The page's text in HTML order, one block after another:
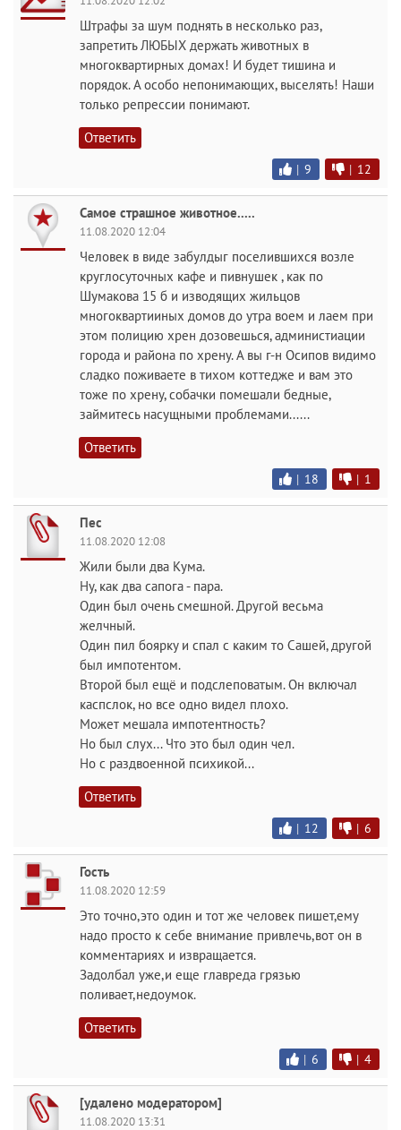
Штрафы за шум поднять в несколько раз,
запретить ЛЮБЫХ держать животных в
многоквартирных домах! И будет тишина и
порядок. А особо непонимающих, выселять! Наши
только репрессии понимают.
Ответить
| 9 | 12
Самое страшное животное.....
11.08.2020 12:04
Человек в виде забулдыг поселившихся возле
круглосуточных кафе и пивнушек , как по
Шумакова 15 б и изводящих жильцов
многоквартииных домов до утра воем и лаем при
этом полицию хрен дозовешься, администиации
города и района по хрену. А вы г-н Осипов видимо
сладко поживаете в тихом коттедже и вам это
тоже по хрену, собачки помешали бедные,
займитесь насущными проблемами......
Ответить
| 18 | 1
Пес
11.08.2020 12:08
Жили были два Кума.
Ну, как два сапога - пара.
Один был очень смешной. Другой весьма
желчный.
Один пил боярку и спал с каким то Сашей, другой
был импотентом.
Второй был ещё и подслеповатым. Он включал
каспслок, но все одно видел плохо.
Может мешала импотентность?
Но был слух... Что это был один чел.
Но с раздвоенной психикой...
Ответить
| 12 | 6
Гость
11.08.2020 12:59
Это точно,это один и тот же человек пишет,ему
надо просто к себе внимание привлечь,вот он в
комментариях и извращается.
Задолбал уже,и еще главреда грязью
поливает,недоумок.
Ответить
| 6 | 4
[удалено модератором]
11.08.2020 13:31